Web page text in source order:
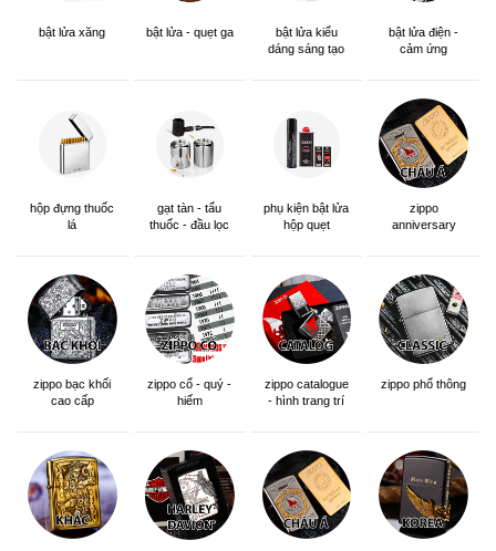
bật lửa xăng bật lửa - quẹt ga
bật lửa kiểu
dáng sáng tạo
bật lửa điện -
cảm ứng
hộp đựng thuốc
lá
gạt tàn - tẩu
thuốc - đầu lọc
phụ kiện bật lửa
hộp quẹt
zippo
anniversary
zippo bạc khối
cao cấp
zippo cổ - quý -
hiếm
zippo catalogue
- hình trang trí
zippo phổ thông